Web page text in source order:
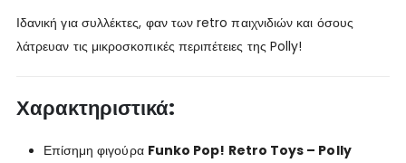
Ιδανική για συλλέκτες, φαν των retro παιχνιδιών και όσους
λάτρευαν τις μικροσκοπικές περιπέτειες της Polly!
Χαρακτηριστικά:
Επίσημη φιγούρα Funko Pop! Retro Toys – Polly